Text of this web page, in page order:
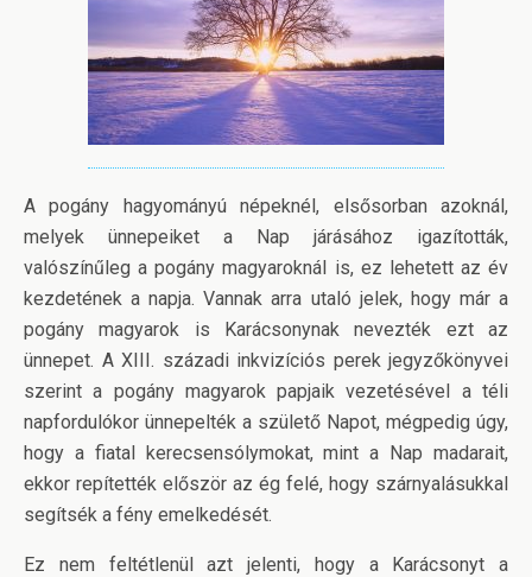
A pogány hagyományú népeknél, elsősorban azoknál,
melyek ünnepeiket a Nap járásához igazították,
valószínűleg a pogány magyaroknál is, ez lehetett az év
kezdetének a napja. Vannak arra utaló jelek, hogy már a
pogány magyarok is Karácsonynak nevezték ezt az
ünnepet. A XIII. századi inkvizíciós perek jegyzőkönyvei
szerint a pogány magyarok papjaik vezetésével a téli
napfordulókor ünnepelték a születő Napot, mégpedig úgy,
hogy a fiatal kerecsensólymokat, mint a Nap madarait,
ekkor repítették először az ég felé, hogy szárnyalásukkal
segítsék a fény emelkedését.
Ez nem feltétlenül azt jelenti, hogy a Karácsonyt a